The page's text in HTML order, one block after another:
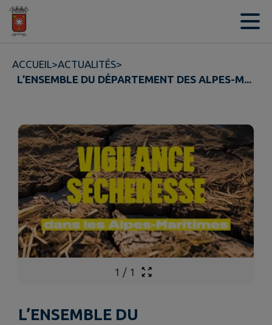
Contenu
ACCUEIL>ACTUALITÉS>
L’ENSEMBLE DU DÉPARTEMENT DES ALPES-M...
1 / 1
L’ENSEMBLE DU